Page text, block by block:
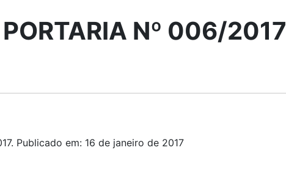
PORTARIA Nº 006/2017
Publicado em: 16 de janeiro de 2017